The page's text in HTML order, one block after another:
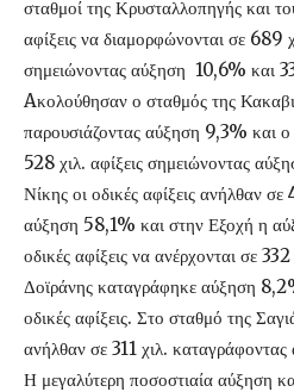
σταθμοί της Κρυσταλλοπηγής και
αφίξεις να διαμορφώνονται σε 689
σημειώνοντας αύξηση 10,6% και
Aκολούθησαν ο σταθμός της
παρουσιάζοντας αύξηση 9,3% και
528 χιλ. αφίξεις σημειώνοντας
Νίκης οι οδικές αφίξεις ανήλθαν σε
αύξηση 58,1% και στην Εξοχή η
οδικές αφίξεις να ανέρχονται σε
Δοϊράνης καταγράφηκε αύξηση
οδικές αφίξεις. Στο σταθμό της
ανήλθαν σε 311 χιλ.
Η μεγαλύτερη ποσοστιαία αύξηση